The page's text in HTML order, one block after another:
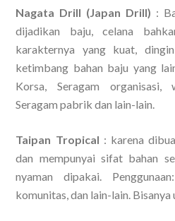
Nagata Drill (Japan Drill) :
dijadikan baju, celana
karakternya yang kuat,
ketimbang bahan baju yang
Korsa, Seragam organisasi,
Seragam pabrik dan lain-lain.
Taipan Tropical : karena
dan mempunyai sifat bahan
nyaman dipakai.
komunitas, dan lain-lain.